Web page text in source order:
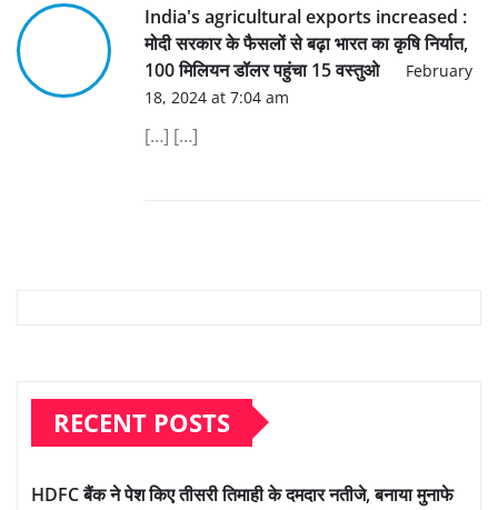
India's agricultural exports increased :
मोदी सरकार के फैसलों से बढ़ा भारत का कृषि निर्यात,
100 मिलियन डॉलर पहुंचा 15 वस्तुओ
February
18, 2024 at 7:04 am
[…] […]
RECENT POSTS
HDFC बैंक ने पेश किए तीसरी तिमाही के दमदार नतीजे, बनाया मुनाफे